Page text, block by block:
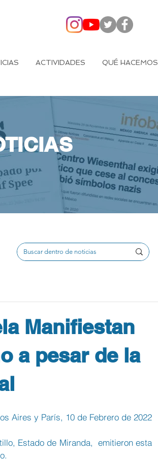
ACTIVIDADES QUÉ HACEMOS
Manifiestan
a pesar de la
Aires y París, 10 de Febrero de 2022
Estado de Miranda,  emitieron esta